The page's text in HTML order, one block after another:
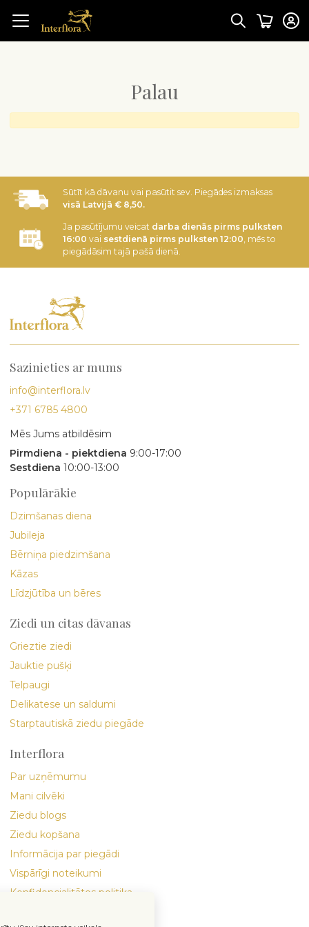
Palau
Sūtīt kā dāvanu vai pasūtit sev. Piegādes izmaksas
visā Latvijā € 8,50.
Ja pasūtījumu veicat darba dienās pirms pulksten
16:00 vai sestdienā pirms pulksten 12:00, mēs to
piegādāsim tajā pašā dienā.
Sazinieties ar mums
info@interflora.lv
+371 6785 4800
Mēs Jums atbildēsim
Pirmdiena - piektdiena 9:00-17:00
Sestdiena 10:00-13:00
Populārākie
Dzimšanas diena
Jubileja
Bērniņa piedzimšana
Kāzas
Līdzjūtība un bēres
Ziedi un citas dāvanas
Grieztie ziedi
Jauktie pušķi
Telpaugi
Delikatese un saldumi
Starptautiskā ziedu piegāde
Interflora
Par uzņēmumu
Mani cilvēki
Ziedu blogs
Ziedu kopšana
Informācija par piegādi
Vispārīgi noteikumi
Konfidencialitātes politika